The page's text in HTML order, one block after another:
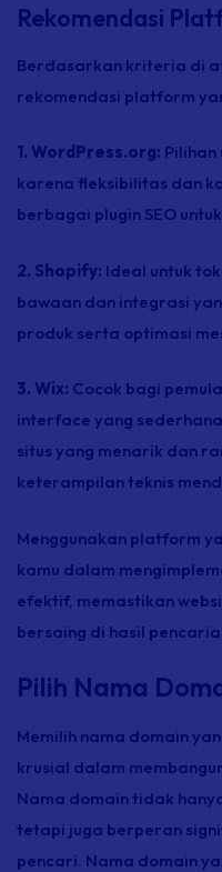
Rekomendasi
Berdasarkan kriteria di
rekomendasi platform
1. WordPress.org:
karena fleksibilitas dan
berbagai plugin SEO
2. Shopify: Ideal untuk
bawaan dan integrasi
produk serta optimasi
3. Wix: Cocok bagi
interface yang
situs yang menarik dan
keterampilan teknis
Menggunakan platform
kamu dalam
efektif, memastikan
bersaing di hasil
Pilih Nama
Memilih nama domain
krusial dalam
Nama domain tidak
tetapi juga berperan
pencari. Nama domain